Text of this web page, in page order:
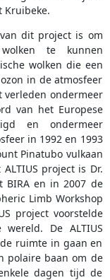
Kruibeke.
dit project is om
te kunnen
wolken die een
in de atmosfeer
verleden ondermeer
van het Europese
en ondermeer
in 1992 en 1993
Pinatubo vulkaan
project is Dr.
BIRA en in 2007 de
Limb Workshop
project voorstelde
De ALTIUS
ruimte in gaan en
polaire baan om de
dagen tijd de